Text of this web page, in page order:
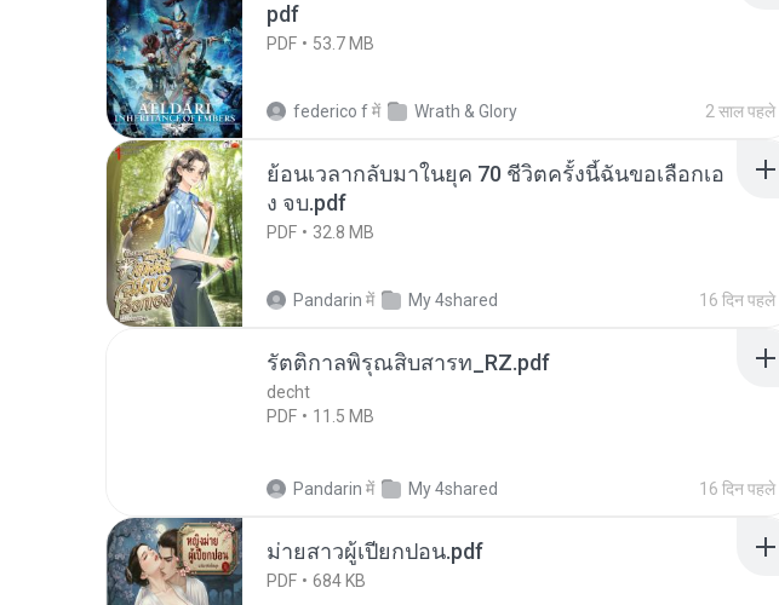
pdf
PDF 53.7 MB
federico fमें Wrath & Glory 2 साल पहले
ย้อนเวลากลับมาในยุค 70 ชีวิตครั้งนี้ฉันขอเลือกเอ
ง จบ.pdf
PDF 32.8 MB
Pandarin में My 4shared 16 दिन पहले
รัตติกาลพิรุณสิบสารท_RZ.pdf
decht
PDF
11.5 MB
Pandarin में My 4shared 16 दिन पहले
ม่ายสาวผู้เปียกปอน.pdf
PDF 684 KB